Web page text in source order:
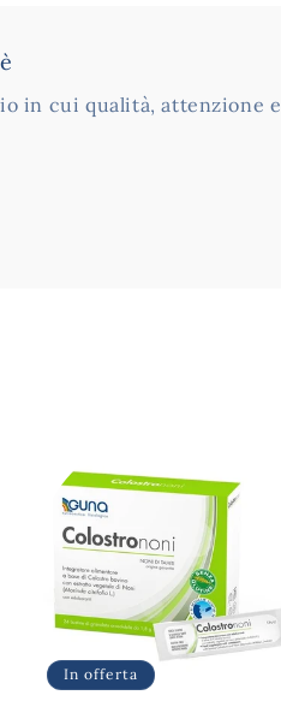
in cui qualità, attenzione e
In offerta